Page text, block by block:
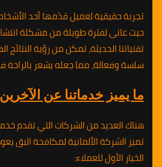
تجربة حقيقية لعميل قدّمها أحد
حيث عانى لفترة طويلة من مشكلة
تقنياتنا الحديثة، تمكن من رؤية النتائج
سلسة وفعالة، مما جعله يشعر بالراحة
ما يميز خدماتنا عن الآخرين
هناك العديد من الشركات التي تقدم
تميز الشركة الألمانية لمكافحة البق
الخيار الأول للعملاء: